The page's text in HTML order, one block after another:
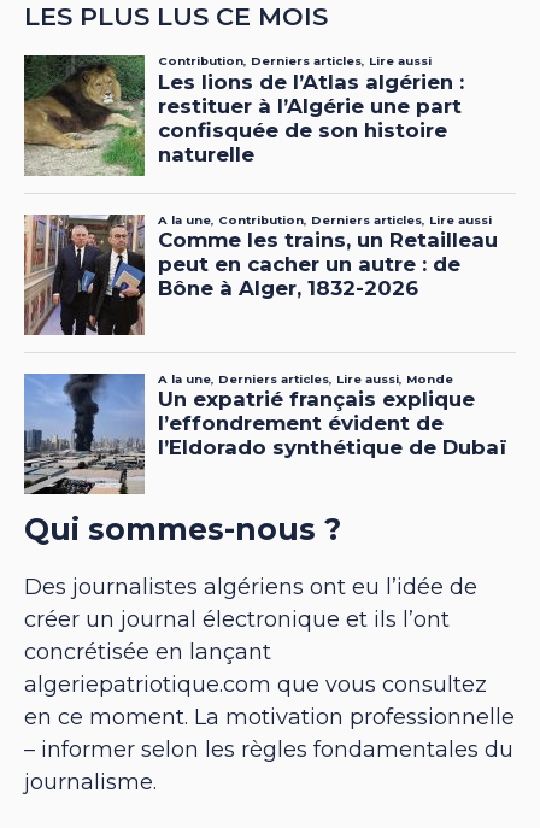
LES PLUS LUS CE MOIS
Qui sommes-nous ?
Des journalistes algériens ont eu l’idée de
créer un journal électronique et ils l’ont
concrétisée en lançant
algeriepatriotique.com que vous consultez
en ce moment. La motivation professionnelle
– informer selon les règles fondamentales du
journalisme.